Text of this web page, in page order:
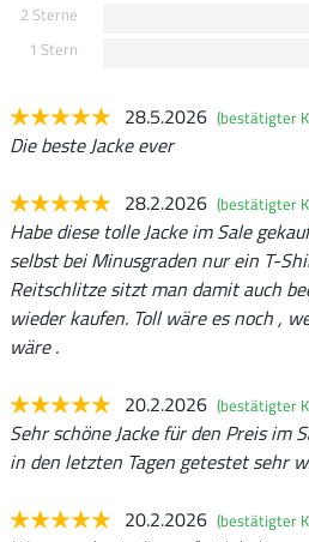
2 Sterne
1 Stern
28.5.2026 (bestätigter
Die beste Jacke ever
28.2.2026 (bestätigter
Habe diese tolle Jacke im Sale
selbst bei Minusgraden nur ein T-
Reitschlitze sitzt man damit auch
wieder kaufen. Toll wäre es noch ,
wäre .
20.2.2026 (bestätigter
Sehr schöne Jacke für den Preis im
in den letzten Tagen getestet sehr
20.2.2026 (bestätigter